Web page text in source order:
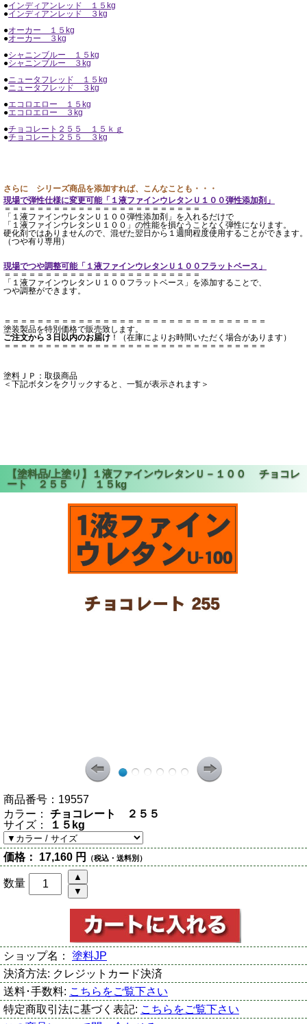
●インディアンレッド １５kg
●インディアンレッド ３kg
●オーカー １５kg
●オーカー ３kg
●シャニンブルー １５kg
●シャニンブルー ３kg
●ニュータフレッド １５kg
●ニュータフレッド ３kg
●エコロエロー １５kg
●エコロエロー ３kg
●チョコレート２５５ １５ｋｇ
●チョコレート２５５ ３kg
さらに シリーズ商品を添加すれば、こんなことも・・・
現場で弾性仕様に変更可能「１液ファインウレタンＵ１００弾性添加剤」
＝＝＝＝＝＝＝＝＝＝＝＝＝＝＝＝＝＝＝＝＝＝＝＝
「１液ファインウレタンＵ１００弾性添加剤」を入れるだけで
「１液ファインウレタンＵ１００」の性能を損なうことなく弾性になります。
硬化剤ではありませんので、混ぜた翌日から１週間程度使用することができます。
（つや有り専用）
現場でつや調整可能「１液ファインウレタンＵ１００フラットベース」
＝＝＝＝＝＝＝＝＝＝＝＝＝＝＝＝＝＝＝＝＝＝＝＝
「１液ファインウレタンＵ１００フラットベース」を添加することで、
つや調整ができます。
＝＝＝＝＝＝＝＝＝＝＝＝＝＝＝＝＝＝＝＝＝＝＝＝＝＝＝＝＝＝＝＝
塗装製品を特別価格で販売致します。
ご注文から３日以内のお届け ！（在庫によりお時間いただく場合があります）
＝＝＝＝＝＝＝＝＝＝＝＝＝＝＝＝＝＝＝＝＝＝＝＝＝＝＝＝＝＝＝＝
塗料ＪＰ：取扱商品
＜下記ボタンをクリックすると、一覧が表示されます＞
商品番号： 19557
カラー：
チョコレート ２５５
サイズ：
１５kg
価格： 17,160 円 （税込・送料別）
数量
ショップ名： 塗料JP
決済方法: クレジットカード決済
送料･手数料: こちらをご覧下さい
特定商取引法に基づく表記: こちらをご覧下さい